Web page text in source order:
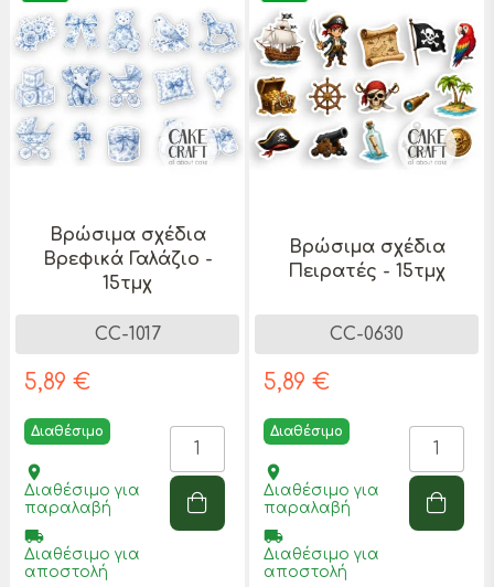
Βρώσιμα σχέδια
Βρεφικά Γαλάζιο -
15τμχ
CC-1017
5,89 €
Διαθέσιμο
place
Διαθέσιμο για
παραλαβή
local_shipping
Διαθέσιμο για
αποστολή
Βρώσιμα σχέδια
Πειρατές - 15τμχ
CC-0630
5,89 €
Διαθέσιμο
place
Διαθέσιμο για
παραλαβή
local_shipping
Διαθέσιμο για
αποστολή